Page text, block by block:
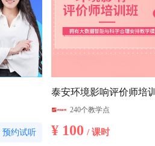
预约试听
泰安环境影响评价师培训
240个教学点
¥ 100 / 课时